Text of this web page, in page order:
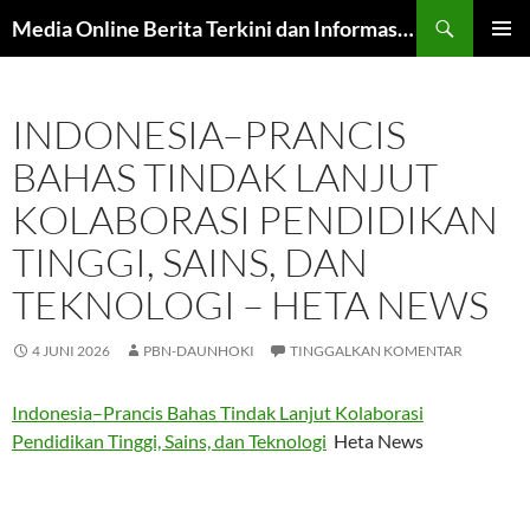
ke
Media Online Berita Terkini dan Informasi Harian
INDONESIA–PRANCIS
BAHAS TINDAK LANJUT
KOLABORASI PENDIDIKAN
TINGGI, SAINS, DAN
TEKNOLOGI – HETA NEWS
4 JUNI 2026 PBN-DAUNHOKI TINGGALKAN KOMENTAR
Indonesia–Prancis Bahas Tindak Lanjut Kolaborasi
Pendidikan Tinggi, Sains, dan Teknologi Heta News